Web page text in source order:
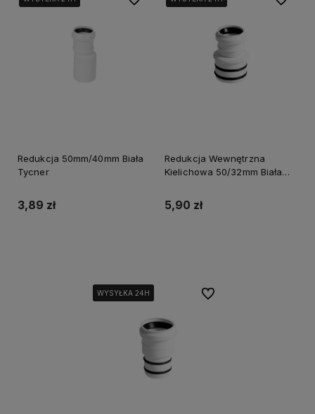
Redukcja 50mm/40mm Biała
Tycner
3,89 zł
Redukcja Wewnętrzna
Kielichowa 50/32mm Biała
5,90 zł
WYSYŁKA 24H
WYSYŁKA 24H
WYSYŁKA 24H Do ulubionych